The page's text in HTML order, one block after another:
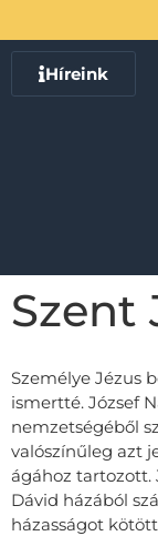
Híreink
Szent
Személye Jézus
ismertté. József
nemzetségéből
valószínűleg azt
ágához tartozott.
Dávid házából
házasságot